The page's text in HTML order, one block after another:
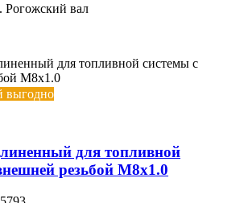
Рогожский вал
выгодно
для топливной
резьбой М8х1.0